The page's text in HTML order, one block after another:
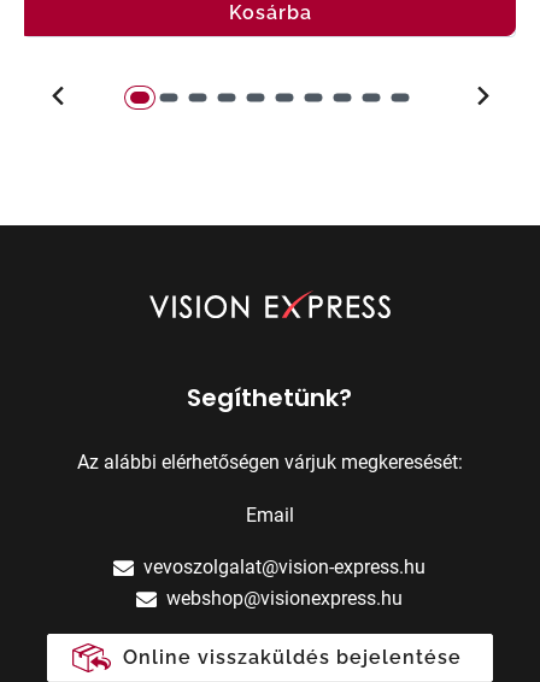
Kosárba
Segíthetünk?
Az alábbi elérhetőségen várjuk megkeresését:
Email
vevoszolgalat@vision-express.hu
webshop@visionexpress.hu
Online visszaküldés bejelentése